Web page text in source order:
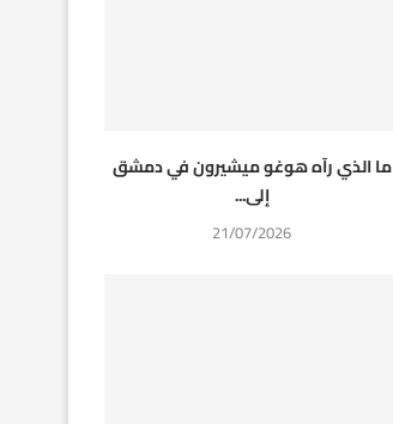
ما الذي رآه هوغو ميشيرون في دمشق
إلى...
21/07/2026